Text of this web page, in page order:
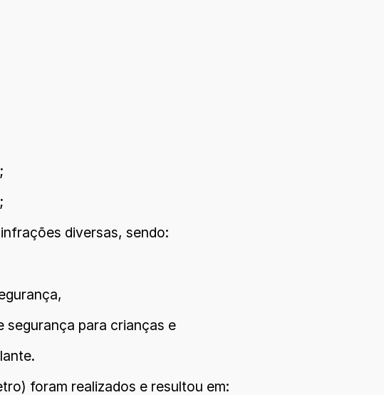
diversas, sendo:
segurança para crianças e
foram realizados e resultou em: